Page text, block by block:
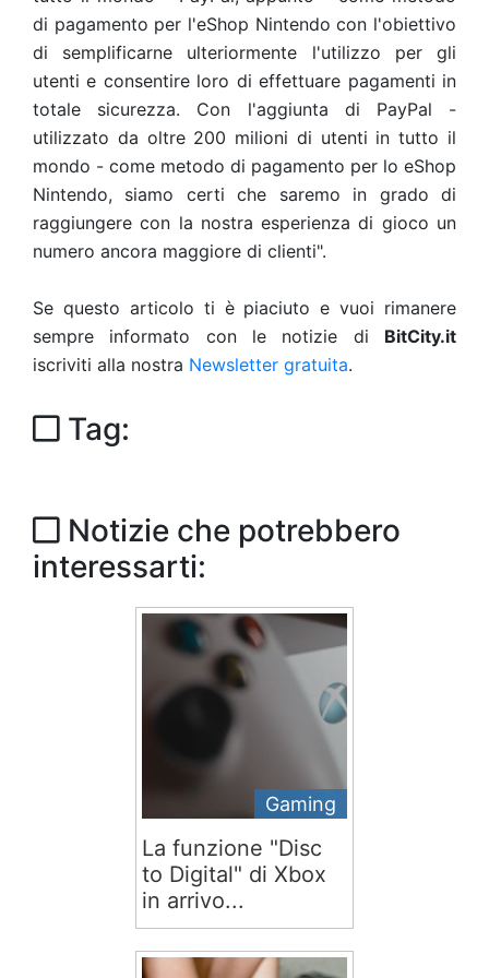
di pagamento per l'eShop Nintendo con l'obiettivo
di semplificarne ulteriormente l'utilizzo per gli
utenti e consentire loro di effettuare pagamenti in
totale sicurezza. Con l'aggiunta di PayPal -
utilizzato da oltre 200 milioni di utenti in tutto il
mondo - come metodo di pagamento per lo eShop
Nintendo, siamo certi che saremo in grado di
raggiungere con la nostra esperienza di gioco un
numero ancora maggiore di clienti".
Se questo articolo ti è piaciuto e vuoi rimanere
sempre informato con le notizie di BitCity.it
iscriviti alla nostra Newsletter gratuita.
Tag:
Notizie che potrebbero
interessarti:
Gaming
La funzione "Disc
to Digital" di Xbox
in arrivo...